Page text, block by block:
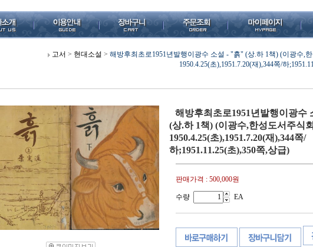
고서 > 현대소설 > 해방후최초로1951년발행이광수 소설 - "흙" (상.하 1책) (이광수,
1950.4.25(초),1951.7.20(재),344쪽/하
해방후최초로1951년발행이광수
(상.하 1책) (이광수,한성도서주식
1950.4.25(초),1951.7.20(재),344쪽/
하;1951.11.25(초),350쪽,상급)
판매가격 : 500,000원
수량 EA